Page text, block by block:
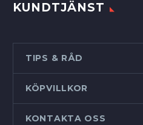
KUNDTJÄNST
TIPS & RÅD
KÖPVILLKOR
KONTAKTA OSS